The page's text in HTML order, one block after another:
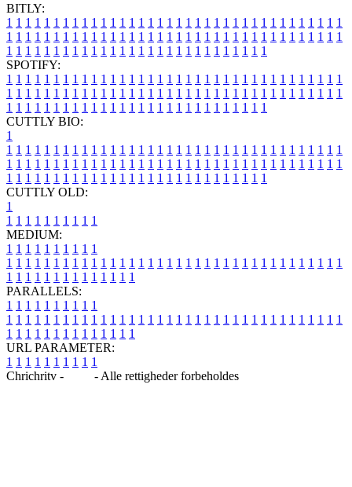
BITLY:
1 1 1 1 1 1 1 1 1 1 1 1 1 1 1 1 1 1 1 1 1 1 1 1 1 1 1 1 1 1 1 1 1 1 1 1
1 1 1 1 1 1 1 1 1 1 1 1 1 1 1 1 1 1 1 1 1 1 1 1 1 1 1 1 1 1 1 1 1 1 1 1
1 1 1 1 1 1 1 1 1 1 1 1 1 1 1 1 1 1 1 1 1 1 1 1 1 1 1 1
SPOTIFY:
1 1 1 1 1 1 1 1 1 1 1 1 1 1 1 1 1 1 1 1 1 1 1 1 1 1 1 1 1 1 1 1 1 1 1 1
1 1 1 1 1 1 1 1 1 1 1 1 1 1 1 1 1 1 1 1 1 1 1 1 1 1 1 1 1 1 1 1 1 1 1 1
1 1 1 1 1 1 1 1 1 1 1 1 1 1 1 1 1 1 1 1 1 1 1 1 1 1 1 1
CUTTLY BIO:
1
1 1 1 1 1 1 1 1 1 1 1 1 1 1 1 1 1 1 1 1 1 1 1 1 1 1 1 1 1 1 1 1 1 1 1 1
1 1 1 1 1 1 1 1 1 1 1 1 1 1 1 1 1 1 1 1 1 1 1 1 1 1 1 1 1 1 1 1 1 1 1 1
1 1 1 1 1 1 1 1 1 1 1 1 1 1 1 1 1 1 1 1 1 1 1 1 1 1 1 1
CUTTLY OLD:
1
1 1 1 1 1 1 1 1 1 1
MEDIUM:
1 1 1 1 1 1 1 1 1 1
1 1 1 1 1 1 1 1 1 1 1 1 1 1 1 1 1 1 1 1 1 1 1 1 1 1 1 1 1 1 1 1 1 1 1 1
1 1 1 1 1 1 1 1 1 1 1 1 1 1
PARALLELS:
1 1 1 1 1 1 1 1 1 1
1 1 1 1 1 1 1 1 1 1 1 1 1 1 1 1 1 1 1 1 1 1 1 1 1 1 1 1 1 1 1 1 1 1 1 1
1 1 1 1 1 1 1 1 1 1 1 1 1 1
URL PARAMETER:
1 1 1 1 1 1 1 1 1 1
Chrichritv -
- Alle rettigheder forbeholdes